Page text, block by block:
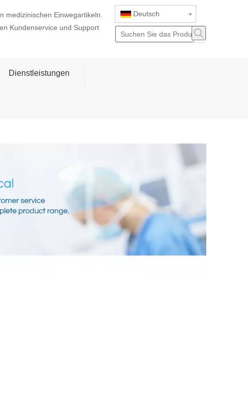
medizinischen Einwegartikeln.
Kundenservice und Support
Deutsch
Dienstleistungen